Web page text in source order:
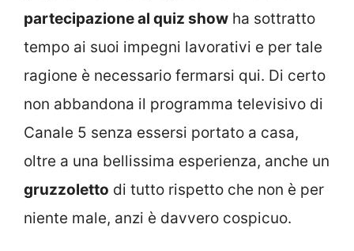
partecipazione al quiz show ha sottratto
tempo ai suoi impegni lavorativi e per tale
ragione è necessario fermarsi qui. Di certo
non abbandona il programma televisivo di
Canale 5 senza essersi portato a casa,
oltre a una bellissima esperienza, anche un
gruzzoletto di tutto rispetto che non è per
niente male, anzi è davvero cospicuo.